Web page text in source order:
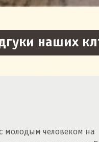
наших
молодым человеком на